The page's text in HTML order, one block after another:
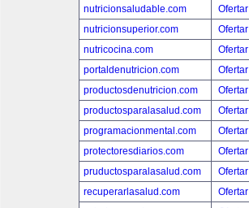
nutricionsaludable.com
nutricionsuperior.com
nutricocina.com
portaldenutricion.com
productosdenutricion.com
productosparalasalud.com
programacionmental.com
protectoresdiarios.com
pruductosparalasalud.com
recuperarlasalud.com